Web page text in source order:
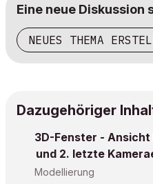
Eine neue Diskussion
NEUES THEMA
Dazugehöriger
3D-Fenster - Ansicht
und 2. letzte
Modellierung